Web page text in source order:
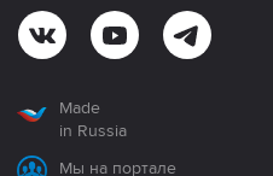
Made
in Russia
Мы на портале